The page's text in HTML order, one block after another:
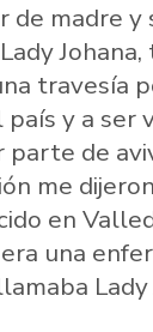
de madre
travesía
y a ser
parte de
me
en
una
Lady